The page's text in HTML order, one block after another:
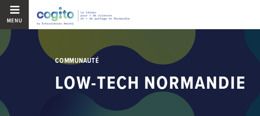
MENU
COMMUNAUTÉ
LOW-TECH NORMANDIE